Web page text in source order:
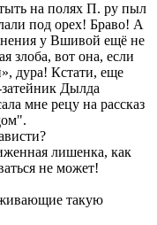
на полях П. ру пыл
под орех! Браво! А
у Вшивой ещё не
злоба, вот она, если
дура! Кстати, еще
Дылда
мне рецу на рассказ
лишенка, как
не может!
такую